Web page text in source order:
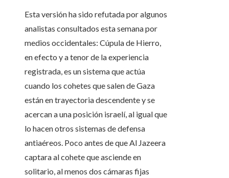
Esta versión ha sido refutada por algunos
analistas consultados esta semana por
medios occidentales: Cúpula de Hierro,
en efecto y a tenor de la experiencia
registrada, es un sistema que actúa
cuando los cohetes que salen de Gaza
están en trayectoria descendente y se
acercan a una posición israelí, al igual que
lo hacen otros sistemas de defensa
antiaéreos. Poco antes de que Al Jazeera
captara al cohete que asciende en
solitario, al menos dos cámaras fijas